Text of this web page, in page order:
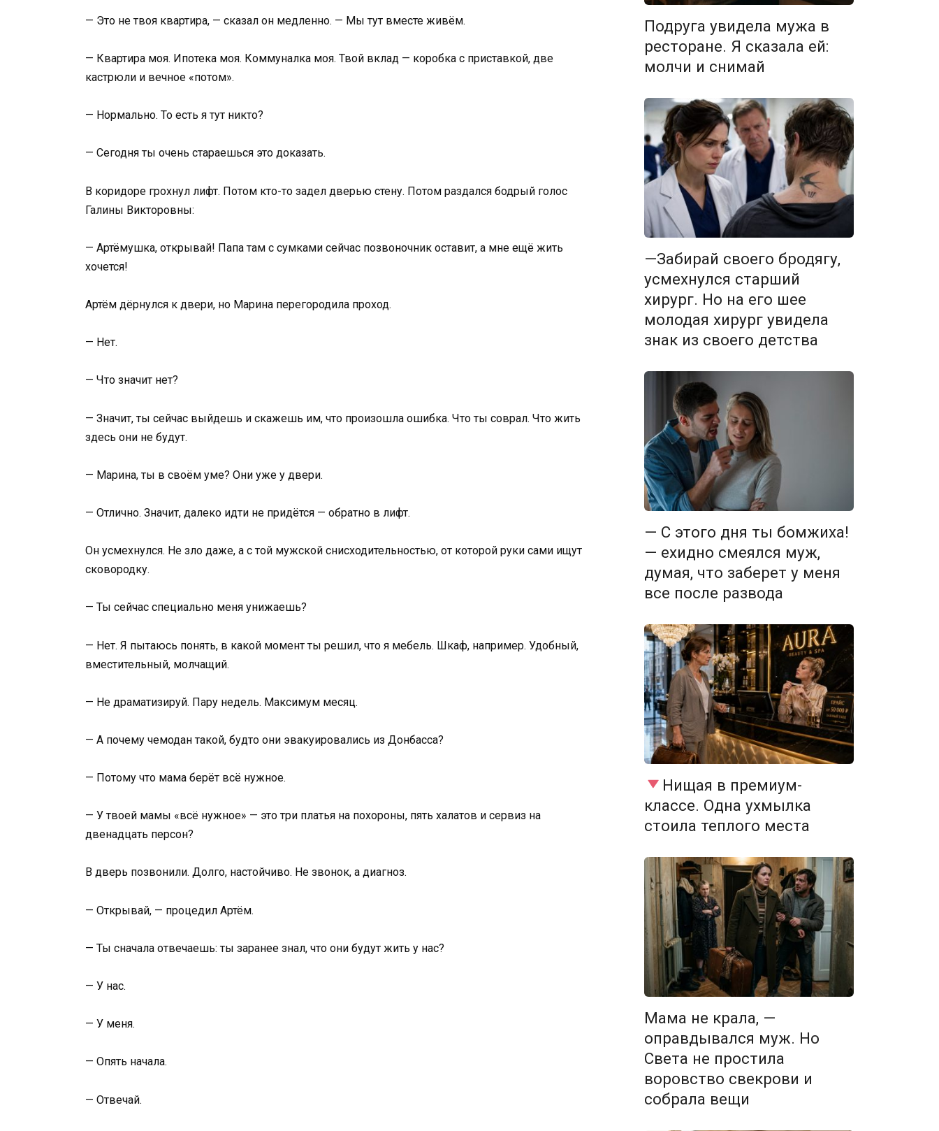
— Это не твоя квартира, — сказал он медленно. — Мы тут вместе живём.
— Квартира моя. Ипотека моя. Коммуналка моя. Твой вклад — коробка с приставкой, две
кастрюли и вечное «потом».
— Нормально. То есть я тут никто?
— Сегодня ты очень стараешься это доказать.
В коридоре грохнул лифт. Потом кто-то задел дверью стену. Потом раздался бодрый голос
Галины Викторовны:
— Артёмушка, открывай! Папа там с сумками сейчас позвоночник оставит, а мне ещё жить
хочется!
Артём дёрнулся к двери, но Марина перегородила проход.
— Нет.
— Что значит нет?
— Значит, ты сейчас выйдешь и скажешь им, что произошла ошибка. Что ты соврал. Что жить
здесь они не будут.
— Марина, ты в своём уме? Они уже у двери.
— Отлично. Значит, далеко идти не придётся — обратно в лифт.
Он усмехнулся. Не зло даже, а с той мужской снисходительностью, от которой руки сами ищут
сковородку.
— Ты сейчас специально меня унижаешь?
— Нет. Я пытаюсь понять, в какой момент ты решил, что я мебель. Шкаф, например. Удобный,
вместительный, молчащий.
— Не драматизируй. Пару недель. Максимум месяц.
— А почему чемодан такой, будто они эвакуировались из Донбасса?
— Потому что мама берёт всё нужное.
— У твоей мамы «всё нужное» — это три платья на похороны, пять халатов и сервиз на
двенадцать персон?
В дверь позвонили. Долго, настойчиво. Не звонок, а диагноз.
— Открывай, — процедил Артём.
— Ты сначала отвечаешь: ты заранее знал, что они будут жить у нас?
— У нас.
— У меня.
— Опять начала.
— Отвечай.
Подруга увидела мужа в
ресторане. Я сказала ей:
молчи и снимай
—Забирай своего бродягу,
усмехнулся старший
хирург. Но на его шее
молодая хирург увидела
знак из своего детства
— С этого дня ты бомжиха!
— ехидно смеялся муж,
думая, что заберет у меня
все после развода
Нищая в премиум-
классе. Одна ухмылка
стоила теплого места
Мама не крала, —
оправдывался муж. Но
Света не простила
воровство свекрови и
собрала вещи